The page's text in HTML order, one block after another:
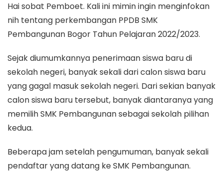
Hai sobat Pemboet. Kali ini mimin ingin menginfokan
nih tentang perkembangan PPDB SMK
Pembangunan Bogor Tahun Pelajaran 2022/2023.
Sejak diumumkannya penerimaan siswa baru di
sekolah negeri, banyak sekali dari calon siswa baru
yang gagal masuk sekolah negeri. Dari sekian banyak
calon siswa baru tersebut, banyak diantaranya yang
memilih SMK Pembangunan sebagai sekolah pilihan
kedua.
Beberapa jam setelah pengumuman, banyak sekali
pendaftar yang datang ke SMK Pembangunan.